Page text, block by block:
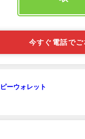
今すぐ電話でご
ーウォレット